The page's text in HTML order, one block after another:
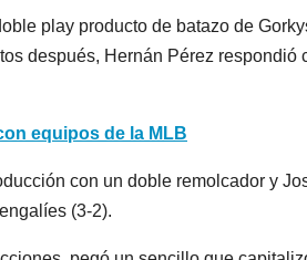
play producto de batazo de
después, Hernán Pérez
equipos de la MLB
con un doble remolcador y
(3-2).